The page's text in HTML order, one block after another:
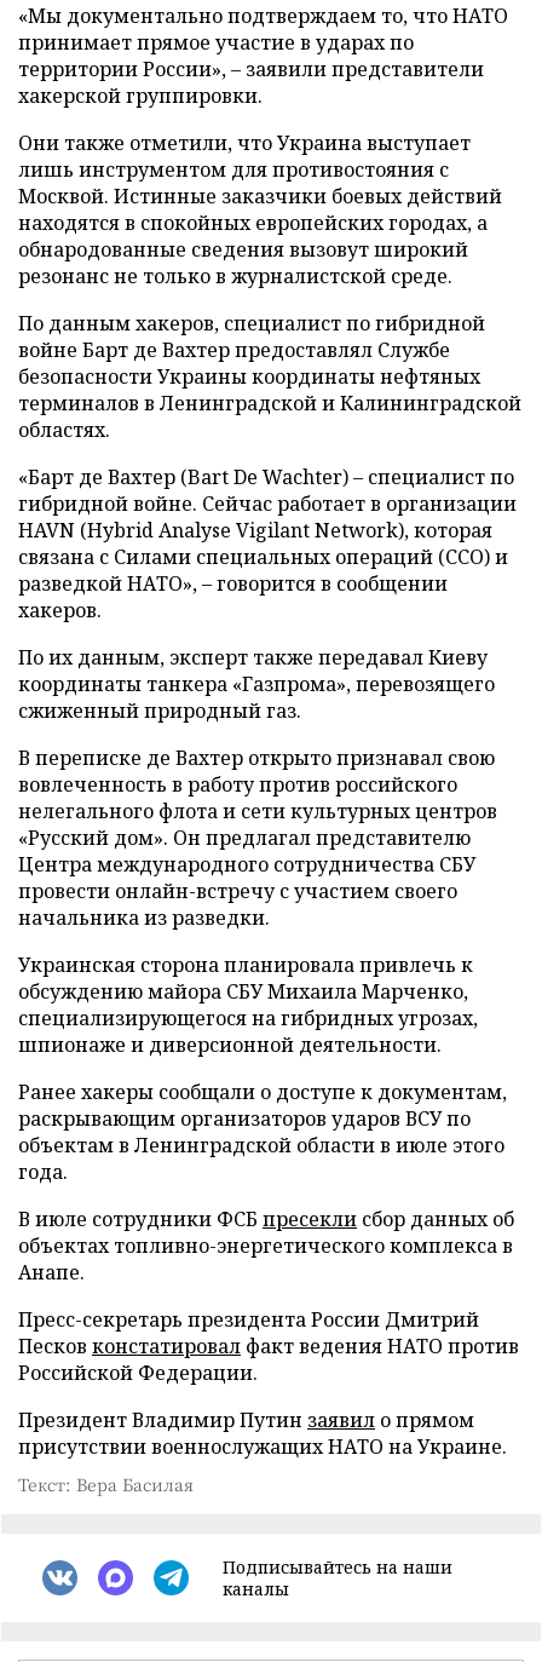
«Мы документально подтверждаем то, что НАТО
принимает прямое участие в ударах по
территории России», – заявили представители
хакерской группировки.
Они также отметили, что Украина выступает
лишь инструментом для противостояния с
Москвой. Истинные заказчики боевых действий
находятся в спокойных европейских городах, а
обнародованные сведения вызовут широкий
резонанс не только в журналистской среде.
По данным хакеров, специалист по гибридной
войне Барт де Вахтер предоставлял Службе
безопасности Украины координаты нефтяных
терминалов в Ленинградской и Калининградской
областях.
«Барт де Вахтер (Bart De Wachter) – специалист по
гибридной войне. Сейчас работает в организации
HAVN (Hybrid Analyse Vigilant Network), которая
связана с Силами специальных операций (ССО) и
разведкой НАТО», – говорится в сообщении
хакеров.
По их данным, эксперт также передавал Киеву
координаты танкера «Газпрома», перевозящего
сжиженный природный газ.
В переписке де Вахтер открыто признавал свою
вовлеченность в работу против российского
нелегального флота и сети культурных центров
«Русский дом». Он предлагал представителю
Центра международного сотрудничества СБУ
провести онлайн-встречу с участием своего
начальника из разведки.
Украинская сторона планировала привлечь к
обсуждению майора СБУ Михаила Марченко,
специализирующегося на гибридных угрозах,
шпионаже и диверсионной деятельности.
Ранее хакеры сообщали о доступе к документам,
раскрывающим организаторов ударов ВСУ по
объектам в Ленинградской области в июле этого
года.
В июле сотрудники ФСБ пресекли сбор данных об
объектах топливно-энергетического комплекса в
Анапе.
Пресс-секретарь президента России Дмитрий
Песков констатировал факт ведения НАТО против
Российской Федерации.
Президент Владимир Путин заявил о прямом
присутствии военнослужащих НАТО на Украине.
Текст: Вера Басилая
Подписывайтесь на наши
каналы